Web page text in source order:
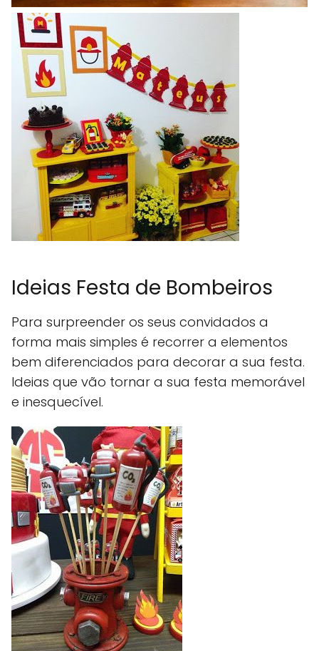
Ideias Festa de Bombeiros
Para surpreender os seus convidados a
forma mais simples é recorrer a elementos
bem diferenciados para decorar a sua festa.
Ideias que vão tornar a sua festa memorável
e inesquecível.